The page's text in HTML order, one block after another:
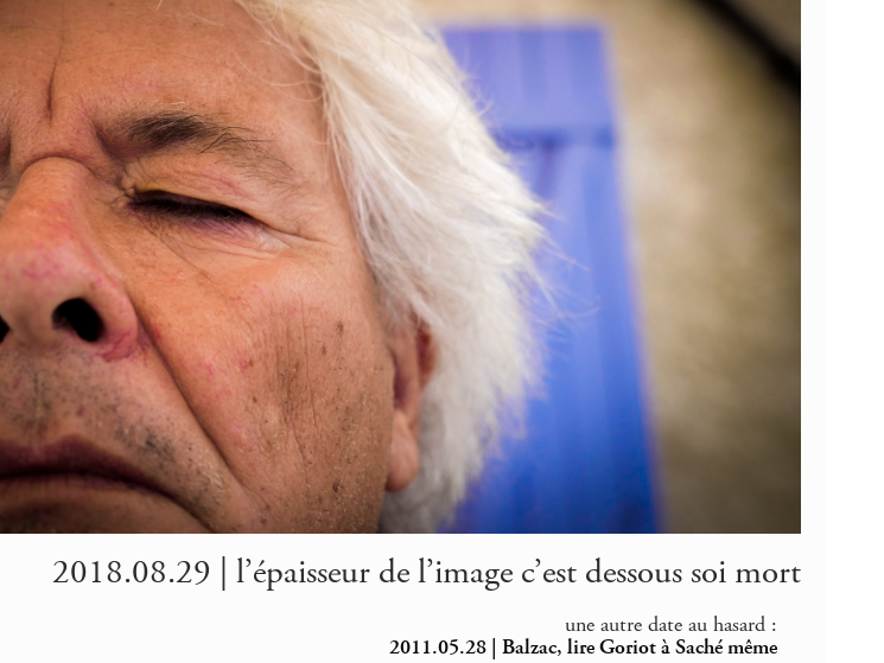
2018.08.29 | l’épaisseur de l’image c’est dessous soi mort
une autre date au hasard :
2011.05.28 | Balzac, lire Goriot à Saché même